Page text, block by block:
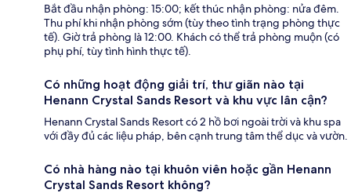
Bắt đầu nhận phòng: 15:00; kết thúc nhận phòng: nửa đêm.
Thu phí khi nhận phòng sớm (tùy theo tình trạng phòng thực
tế). Giờ trả phòng là 12:00. Khách có thể trả phòng muộn (có
phụ phí, tùy tình hình thực tế).
Có những hoạt động giải trí, thư giãn nào tại
Henann Crystal Sands Resort và khu vực lân cận?
Henann Crystal Sands Resort có 2 hồ bơi ngoài trời và khu spa
với đầy đủ các liệu pháp, bên cạnh trung tâm thể dục và vườn.
Có nhà hàng nào tại khuôn viên hoặc gần Henann
Crystal Sands Resort không?